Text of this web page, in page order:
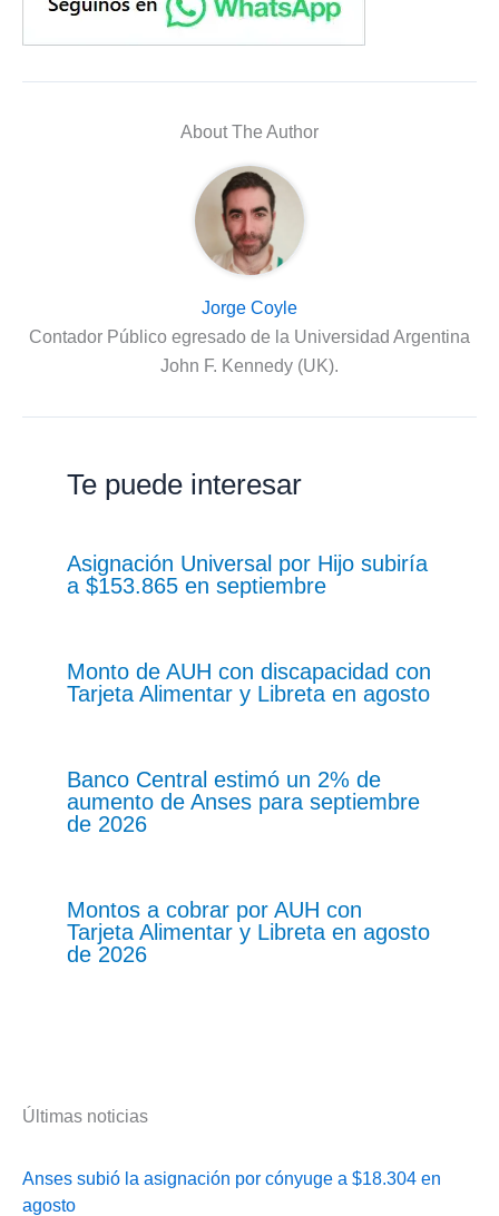
About The Author
Jorge Coyle
Contador Público egresado de la Universidad Argentina
John F. Kennedy (UK).
Te puede interesar
Asignación Universal por Hijo subiría
a $153.865 en septiembre
Monto de AUH con discapacidad con
Tarjeta Alimentar y Libreta en agosto
Banco Central estimó un 2% de
aumento de Anses para septiembre
de 2026
Montos a cobrar por AUH con
Tarjeta Alimentar y Libreta en agosto
de 2026
Últimas noticias
Anses subió la asignación por cónyuge a $18.304 en
agosto